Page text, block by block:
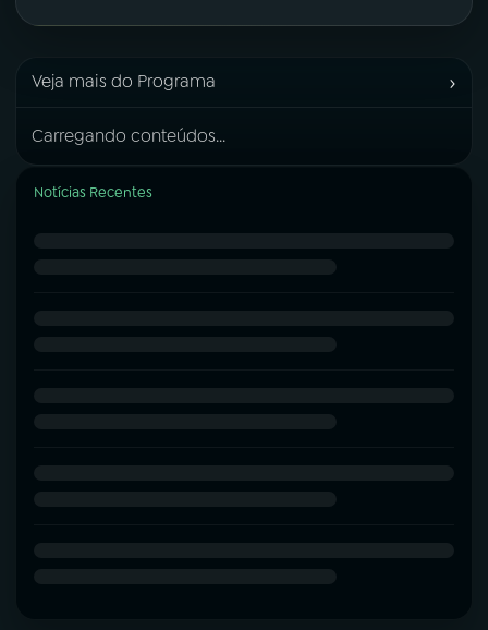
Veja mais do Programa ›
Carregando conteúdos...
Notícias Recentes